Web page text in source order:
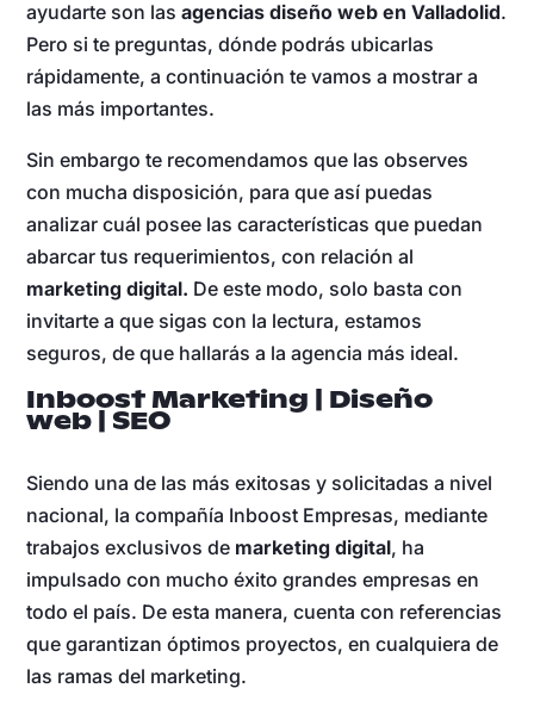
ayudarte son lasagencias diseño web en Valladolid.
Pero si te preguntas, dónde podrás ubicarlas
rápidamente, a continuación te vamos a mostrar a
las más importantes.
Sin embargo te recomendamos que las observes
con mucha disposición, para que así puedas
analizar cuál posee las características que puedan
abarcar tus requerimientos, con relación al
marketing digital. De este modo, solo basta con
invitarte a que sigas con la lectura, estamos
seguros, de que hallarás a la agencia más ideal.
Inboost Marketing | Diseño
web | SEO
Siendo una de las más exitosas y solicitadas a nivel
nacional, la compañía Inboost Empresas, mediante
trabajos exclusivos de marketing digital, ha
impulsado con mucho éxito grandes empresas en
todo el país. De esta manera, cuenta con referencias
que garantizan óptimos proyectos, en cualquiera de
las ramas del marketing.